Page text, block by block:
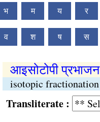
भ म य र
व श ष स
आइसोटोपी प्रभाजन
isotopic fractionation
: